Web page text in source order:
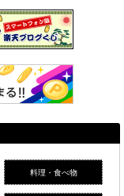
料理・食べ物